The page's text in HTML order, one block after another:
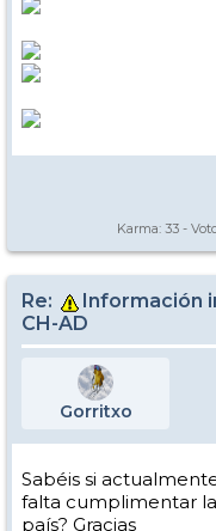
Karma: 33 -
Re:
Información
CH-AD
Gorritxo
Sabéis si
falta cumplimentar
país? Gracias